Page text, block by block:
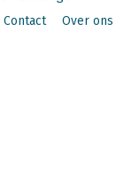
Over ons